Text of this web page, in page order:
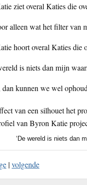
ziet overal Katies die
alleen wat het filter van
hoort overal Katies die
is niets dan mijn
kunnen we wel
‘De wereld is niets dan
|volgende